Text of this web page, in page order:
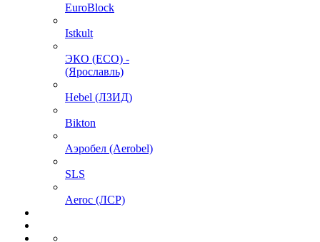
EuroBlock
Istkult
ЭКО (ECO) -
(Ярославль)
Hebel (ЛЗИД)
Bikton
Аэробел (Aerobel)
SLS
Aeroc (ЛСР)